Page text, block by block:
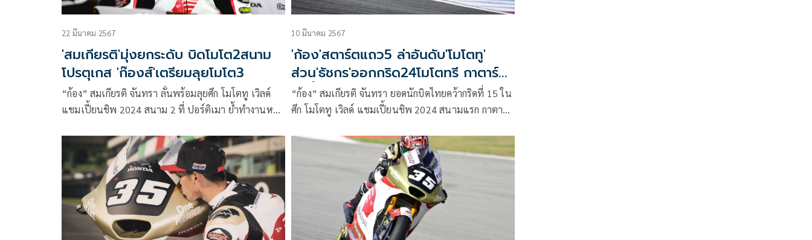
22 มีนาคม 2567
'สมเกียรติ'มุ่งยกระดับ บิดโมโต2สนาม
โปรตุเกส 'ก๊องส์'เตรียมลุยโมโต3
“ก้อง” สมเกียรติ จันทรา ลั่นพร้อมลุยศึก โมโตทู เวิลด์
แชมเปี้ยนชิพ 2024 สนาม 2 ที่ ปอร์ติเมา ย้ำทำงานหนัก
ดาวรุ่งไทยใน โมโตทรี เตรียมพร้อมลงบู๊เรซที่ 2 สุด
สัปดาห์นี้
10 มีนาคม 2567
'ก้อง'สตาร์ตแถว5 ล่าอันดับ'โมโตทู'
ส่วน'ธัชกร'ออกกริด24โมโตทรี กาตาร์
คืนนี้
“ก้อง” สมเกียรติ จันทรา ยอดนักบิดไทยคว้ากริดที่ 15 ใน
ศึก โมโตทู เวิลด์ แชมเปี้ยนชิพ 2024 สนามแรก กาตาร์
ออกตัวจากแถวที่ 5 ลุ้นล่าผลงานกลุ่มหน้า คืนวันอาทิตย์